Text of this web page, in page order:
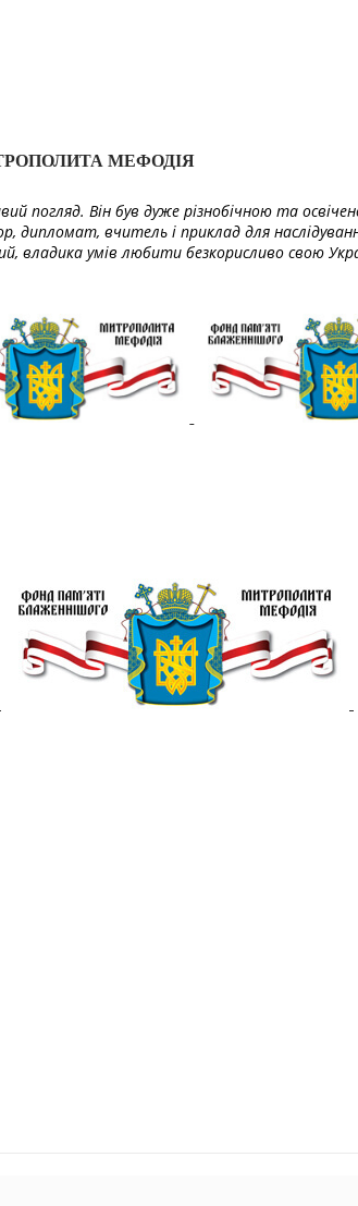
МЕФОДІЯ
погляд. Він був дуже різнобічною та
дипломат, вчитель і приклад для
владика умів любити безкорисливо свою